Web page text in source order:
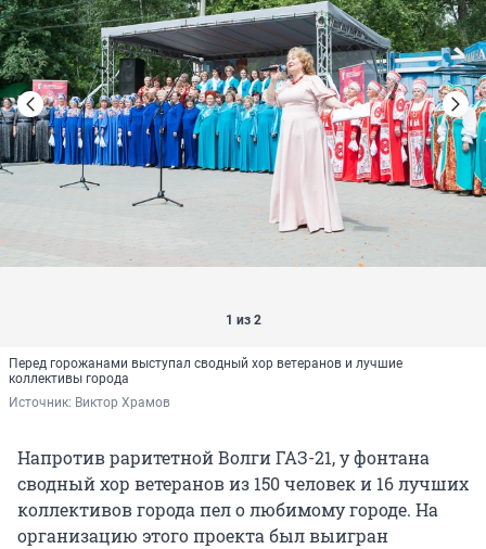
1 из 2
Перед горожанами выступал сводный хор ветеранов и лучшие
коллективы города
Источник: Виктор Храмов
Напротив раритетной Волги ГАЗ-21, у фонтана
сводный хор ветеранов из 150 человек и 16 лучших
коллективов города пел о любимому городе. На
организацию этого проекта был выигран